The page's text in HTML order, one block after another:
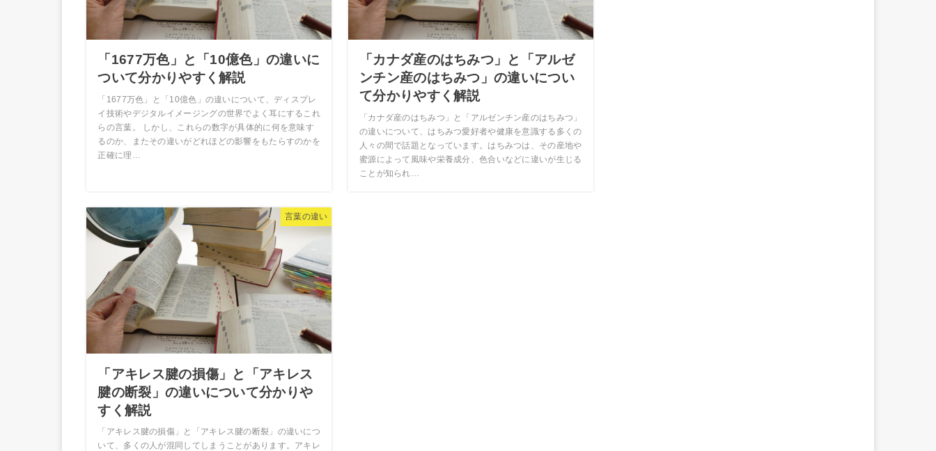
「1677万色」と「10億色」の違いに
ついて分かりやすく解説
「1677万色」と「10億色」の違いについて、ディスプレ
イ技術やデジタルイメージングの世界でよく耳にするこれ
らの言葉。 しかし、これらの数字が具体的に何を意味す
るのか、またその違いがどれほどの影響をもたらすのかを
正確に理…
「カナダ産のはちみつ」と「アルゼ
ンチン産のはちみつ」の違いについ
て分かりやすく解説
「カナダ産のはちみつ」と「アルゼンチン産のはちみつ」
の違いについて、はちみつ愛好者や健康を意識する多くの
人々の間で話題となっています。はちみつは、その産地や
蜜源によって風味や栄養成分、色合いなどに違いが生じる
ことが知られ…
言葉の違い
「アキレス腱の損傷」と「アキレス
腱の断裂」の違いについて分かりや
すく解説
「アキレス腱の損傷」と「アキレス腱の断裂」の違いにつ
いて、多くの人が混同してしまうことがあります。アキレ